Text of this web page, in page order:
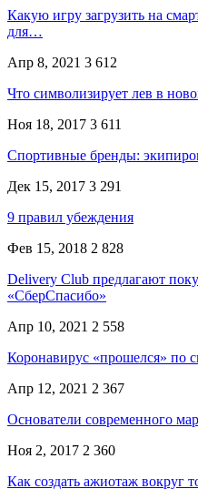
Какую игру загрузить на
для…
Апр 8, 2021 3 612
Что символизирует лев в
Ноя 18, 2017 3 611
Спортивные бренды:
Дек 15, 2017 3 291
9 правил убеждения
Фев 15, 2018 2 828
Delivery Club предлагают
«СберСпасибо»
Апр 10, 2021 2 558
Коронавирус «прошелся» по
Апр 12, 2021 2 367
Основатели современного
Ноя 2, 2017 2 360
Как создать ажиотаж вокруг